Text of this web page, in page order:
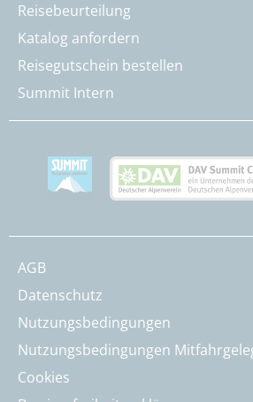
Reisebeurteilung
Katalog anfordern
Reisegutschein bestellen
Summit Intern
AGB
Datenschutz
Nutzungsbedingungen
Nutzungsbedingungen
Cookies